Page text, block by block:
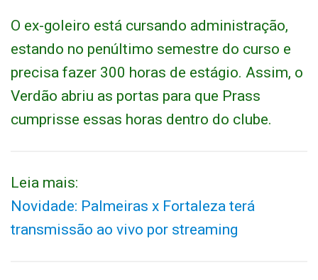
O ex-goleiro está cursando administração,
estando no penúltimo semestre do curso e
precisa fazer 300 horas de estágio. Assim, o
Verdão abriu as portas para que Prass
cumprisse essas horas dentro do clube.
Leia mais:
Novidade: Palmeiras x Fortaleza terá
transmissão ao vivo por streaming